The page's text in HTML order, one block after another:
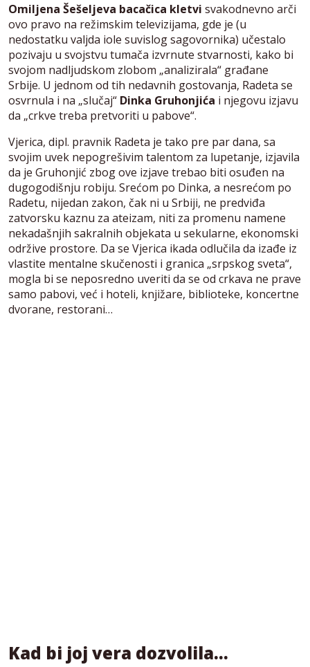
Omiljena Šešeljeva bacačica kletvi svakodnevno arči
ovo pravo na režimskim televizijama, gde je (u
nedostatku valjda iole suvislog sagovornika) učestalo
pozivaju u svojstvu tumača izvrnute stvarnosti, kako bi
svojom nadljudskom zlobom „analizirala“ građane
Srbije. U jednom od tih nedavnih gostovanja, Radeta se
osvrnula i na „slučaj“ Dinka Gruhonjića i njegovu izjavu
da „crkve treba pretvoriti u pabove“.
Vjerica, dipl. pravnik Radeta je tako pre par dana, sa
svojim uvek nepogrešivim talentom za lupetanje, izjavila
da je Gruhonjić zbog ove izjave trebao biti osuđen na
dugogodišnju robiju. Srećom po Dinka, a nesrećom po
Radetu, nijedan zakon, čak ni u Srbiji, ne predviđa
zatvorsku kaznu za ateizam, niti za promenu namene
nekadašnjih sakralnih objekata u sekularne, ekonomski
održive prostore. Da se Vjerica ikada odlučila da izađe iz
vlastite mentalne skučenosti i granica „srpskog sveta“,
mogla bi se neposredno uveriti da se od crkava ne prave
samo pabovi, već i hoteli, knjižare, biblioteke, koncertne
dvorane, restorani…
Kad bi joj vera dozvolila…